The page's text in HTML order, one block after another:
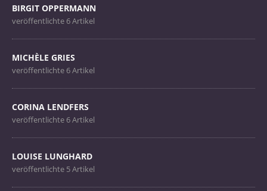
BIRGIT OPPERMANN
veröffentlichte 6 Artikel
MICHÈLE GRIES
veröffentlichte 6 Artikel
CORINA LENDFERS
veröffentlichte 6 Artikel
LOUISE LUNGHARD
veröffentlichte 5 Artikel